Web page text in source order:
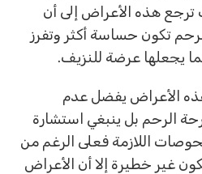
هذه الأعراض إلى أن
تكون حساسة أكثر وتفرز
يجعلها عرضة للنزيف.
الأعراض يفضل عدم
الرحم بل ينبغي استشارة
اللازمة فعلى الرغم من
غير خطيرة إلا أن الأعراض